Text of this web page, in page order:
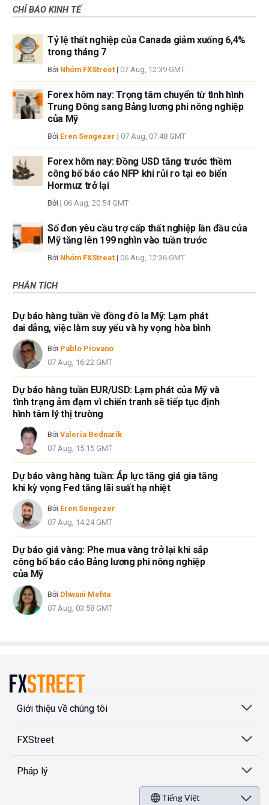
CHỈ BÁO KINH TẾ
Tỷ lệ thất nghiệp của Canada giảm xuống 6,4%
trong tháng 7
Bởi Nhóm FXStreet | 07 Aug, 12:39 GMT
Forex hôm nay: Trọng tâm chuyển từ tình hình
Trung Đông sang Bảng lương phi nông nghiệp
của Mỹ
Bởi Eren Sengezer | 07 Aug, 07:48 GMT
Forex hôm nay: Đồng USD tăng trước thềm
công bố báo cáo NFP khi rủi ro tại eo biển
Hormuz trở lại
Bởi | 06 Aug, 20:54 GMT
Số đơn yêu cầu trợ cấp thất nghiệp lần đầu của
Mỹ tăng lên 199 nghìn vào tuần trước
Bởi Nhóm FXStreet | 06 Aug, 12:36 GMT
PHÂN TÍCH
Dự báo hàng tuần về đồng đô la Mỹ: Lạm phát
dai dẳng, việc làm suy yếu và hy vọng hòa bình
Bởi Pablo Piovano
07 Aug, 16:22 GMT
Dự báo hàng tuần EUR/USD: Lạm phát của Mỹ và
tình trạng ảm đạm vì chiến tranh sẽ tiếp tục định
hình tâm lý thị trường
Bởi Valeria Bednarik
07 Aug, 15:15 GMT
Dự báo vàng hàng tuần: Áp lực tăng giá gia tăng
khi kỳ vọng Fed tăng lãi suất hạ nhiệt
Bởi Eren Sengezer
07 Aug, 14:24 GMT
Dự báo giá vàng: Phe mua vàng trở lại khi sắp
công bố báo cáo Bảng lương phi nông nghiệp
của Mỹ
Bởi Dhwani Mehta
07 Aug, 03:58 GMT
Giới thiệu về chúng tôi
FXStreet
Pháp lý
Tiếng Việt